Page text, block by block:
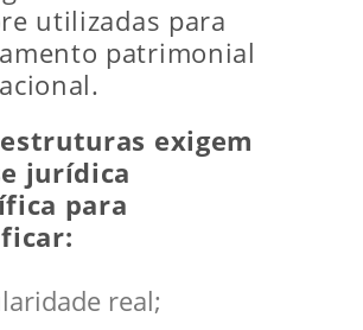
utilizadas para
patrimonial
estruturas exigem
jurídica
para
real;